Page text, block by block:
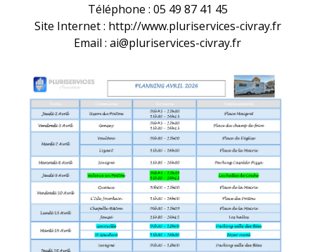
Téléphone : 05 49 87 41 45
Site Internet : http://www.pluriservices-civray.fr
Email : ai@pluriservices-civray.fr